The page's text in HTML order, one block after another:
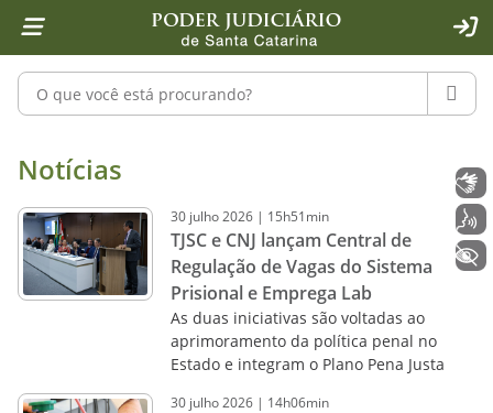
1 Ir para o conteúdo
2 Ir para a ferramenta de acessibilidade - Rybená
4 Ir para o menu principal
5 Ir para a pesquisa
6 Ir para o rodapé
7 Ir para a página inicial
Pesquisar no portal
Notícias - Imprensa - Poder
Notícias
30 julho2026 | 15h51min
TJSC e CNJ lançam Central de
Regulação de Vagas do Sistema
Prisional e Emprega Lab
As duas iniciativas são voltadas ao
aprimoramento da política penal no
Estado e integram o Plano Pena Justa
30 julho2026 | 14h06min
+ Acessibilidade